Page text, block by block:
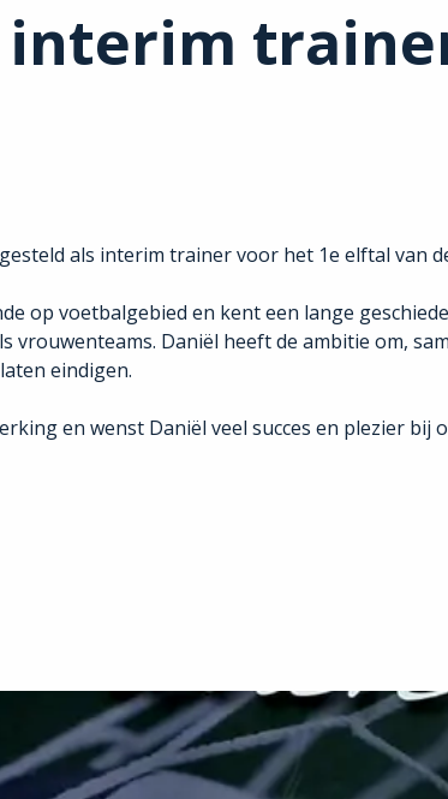
interim
als interim trainer voor het 1e elftal van
op voetbalgebied en kent een lange
Daniël heeft de ambitie om,
eindigen.
en wenst Daniël veel succes en plezier bij